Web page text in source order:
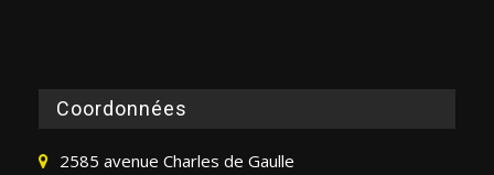
Coordonnées
2585 avenue Charles de Gaulle